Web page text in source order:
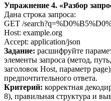
Упражнение 4. «Разбор
Дана строка запроса:
GET /
Host: example.org
Accept: application/json
Задание: расшифруйте
элементы запроса (метод,
заголовок Host, параметр
предпочтительного ответа.
Критерий: корректная
8), правильная структура и